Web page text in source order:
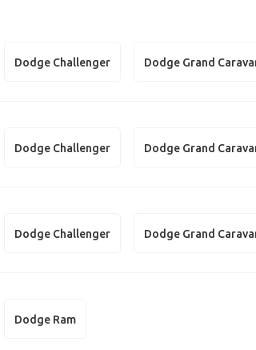
Dodge Challenger Dodge Grand
Dodge Challenger Dodge Grand
Dodge Challenger Dodge Grand
Dodge Ram